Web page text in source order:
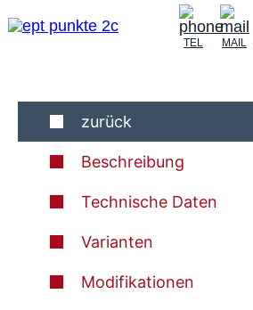
TEL MAIL
zurück
Beschreibung
Technische Daten
Varianten
Modifikationen